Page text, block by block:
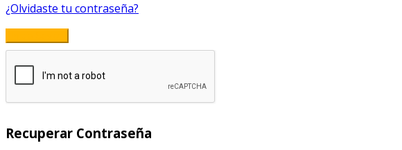
¿Olvidaste tu contraseña?
Recuperar Contraseña